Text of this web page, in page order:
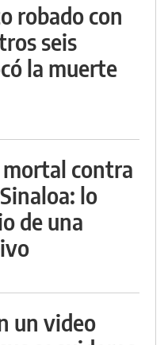
robado con
seis
la muerte
contra
lo
de una
un video